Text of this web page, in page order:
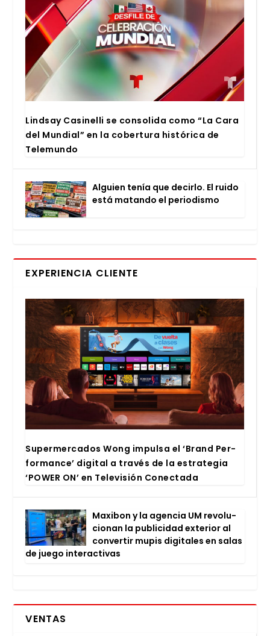
Lind­say Casi­ne­lli se con­so­li­da como “La Cara
del Mun­dial” en la cober­tu­ra his­tó­ri­ca de
Tele­mun­do
Alguien tenía que decir­lo. El rui­do
está matan­do el perio­dis­mo
EXPERIENCIA CLIENTE
Super­mer­ca­dos Wong impul­sa el ‘Brand Per­
for­man­ce’ digi­tal a tra­vés de la estra­te­gia
‘POWER ON’ en Tele­vi­sión Conec­ta­da
Maxi­bon y la agen­cia UM revo­lu­
cio­nan la publi­ci­dad exte­rior al
con­ver­tir mupis digi­ta­les en salas
de jue­go inter­ac­ti­vas
VENTAS